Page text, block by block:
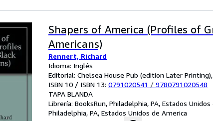
Shapers of America (Profiles of
Americans)
Rennert, Richard
Idioma: Inglés
Editorial: Chelsea House Pub (edition Later
ISBN 10 / ISBN 13: 0791020541 / 9780791020548
TAPA BLANDA
Librería: BooksRun, Philadelphia, PA, Estados
Philadelphia, PA, Estados Unidos de America